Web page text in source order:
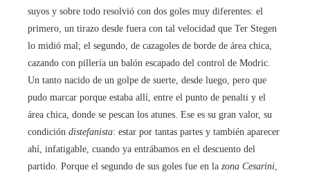
suyos y sobre todo resolvió con dos goles muy diferentes: el
primero, un tirazo desde fuera con tal velocidad que Ter Stegen
lo midió mal; el segundo, de cazagoles de borde de área chica,
cazando con pillería un balón escapado del control de Modric.
Un tanto nacido de un golpe de suerte, desde luego, pero que
pudo marcar porque estaba allí, entre el punto de penalti y el
área chica, donde se pescan los atunes. Ese es su gran valor, su
condición distefanista: estar por tantas partes y también aparecer
ahí, infatigable, cuando ya entrábamos en el descuento del
partido. Porque el segundo de sus goles fue en la zona Cesarini